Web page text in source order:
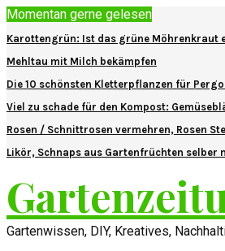
Momentan gerne gelesen
Karottengrün: Ist das grüne Möhrenkraut
Mehltau mit Milch bekämpfen
Die 10 schönsten Kletterpflanzen für
Viel zu schade für den Kompost:
Rosen / Schnittrosen vermehren, Rosen
Likör, Schnaps aus Gartenfrüchten selber
Gartenwissen, DIY, Kreatives,